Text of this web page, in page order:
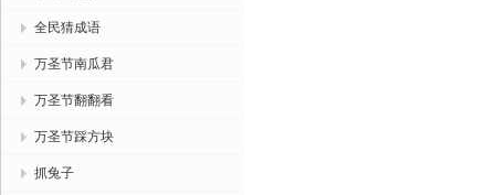
全民猜成语
万圣节南瓜君
万圣节翻翻看
万圣节踩方块
抓兔子